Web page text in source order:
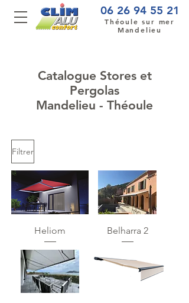
06 26 94 55 21
Théoule sur mer
Mandelieu
Catalogue Stores et
Pergolas
Mandelieu - Théoule
Filtrer
Heliom Belharra 2